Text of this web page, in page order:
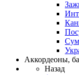
Аккордеоны,
Назад